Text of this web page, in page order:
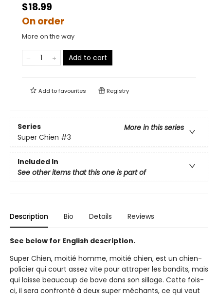
$18.99
On order
More on the way
Add to cart
Add tofavourites Registry
Series
More in this series
Super Chien #3
Included In
See other items that this one is part of
Description Bio Details Reviews
See below for English description.
Super Chien, moitié homme, moitié chien, est un chien-
policier qui court assez vite pour attraper les bandits, mais
qui laisse beaucoup de bave dans son sillage. Cette fois-
ci, il sera confronté à deux super méchants, ce qui veut